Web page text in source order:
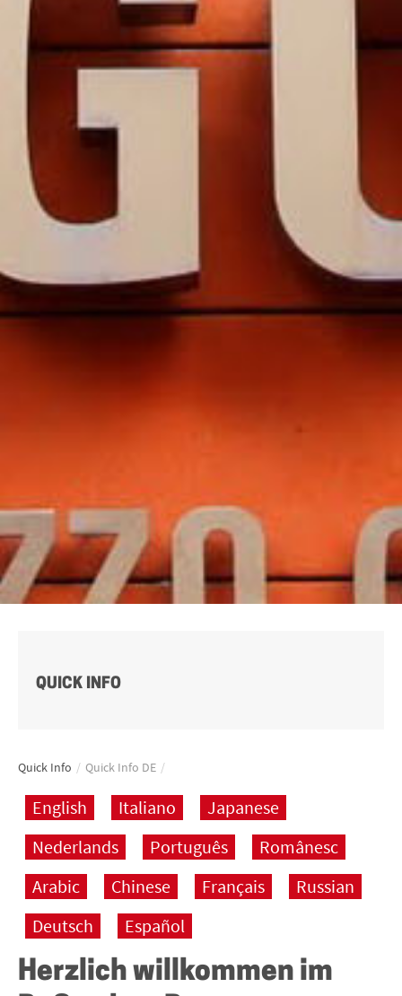
QUICK INFO
Quick Info / Quick Info DE /
English Italiano
Japanese
Nederlands
Português
Românesc
Arabic
Chinese Français
Russian
Deutsch
Español
Herzlich willkommen im